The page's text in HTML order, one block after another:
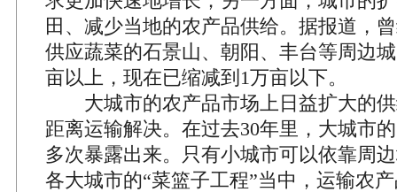
田、减少当地的农产品供给。据报道，
供应蔬菜的石景山、朝阳、丰台等周边
亩以上，现在已缩减到1万亩以下。
大城市的农产品市场上日益扩大的供
距离运输解决。在过去30年里，大城市
多次暴露出来。只有小城市可以依靠周
各大城市的“菜篮子工程”当中，运输农